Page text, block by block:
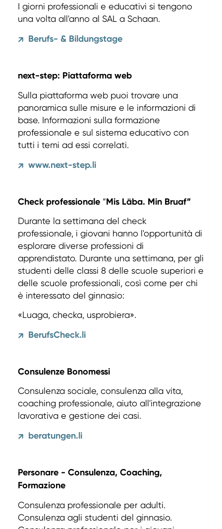
I giorni professionali e educativi si tengono
una volta all'anno al SAL a Schaan.
↗ Berufs- & Bildungstage
next-step: Piattaforma web
Sulla piattaforma web puoi trovare una
panoramica sulle misure e le informazioni di
base. Informazioni sulla formazione
professionale e sul sistema educativo con
tutti i temi ad essi correlati.
↗ www.next-step.li
Check professionale “Mis Läba. Min Bruaf”
Durante la settimana del check
professionale, i giovani hanno l'opportunità di
esplorare diverse professioni di
apprendistato. Durante una settimana, per gli
studenti delle classi 8 delle scuole superiori e
delle scuole professionali, così come per chi
è interessato del ginnasio:
«Luaga, checka, usprobiera».
↗ BerufsCheck.li
Consulenze Bonomessi
Consulenza sociale, consulenza alla vita,
coaching professionale, aiuto all'integrazione
lavorativa e gestione dei casi.
↗ beratungen.li
Personare - Consulenza, Coaching,
Formazione
Consulenza professionale per adulti.
Consulenza agli studenti del ginnasio.